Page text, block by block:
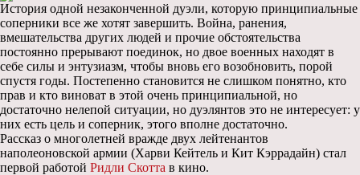
История одной незаконченной дуэли, которую принципиальные
соперники все же хотят завершить. Война, ранения,
вмешательства других людей и прочие обстоятельства
постоянно прерывают поединок, но двое военных находят в
себе силы и энтузиазм, чтобы вновь его возобновить, порой
спустя годы. Постепенно становится не слишком понятно, кто
прав и кто виноват в этой очень принципиальной, но
достаточно нелепой ситуации, но дуэлянтов это не интересует: у
них есть цель и соперник, этого вполне достаточно.
Рассказ о многолетней вражде двух лейтенантов
наполеоновской армии (Харви Кейтель и Кит Кэррадайн) стал
первой работой Ридли Скотта в кино.